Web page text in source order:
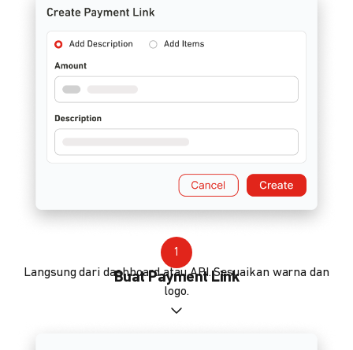
1
Buat Payment Link
Langsung dari dashboard atau API. Sesuaikan warna dan
logo.